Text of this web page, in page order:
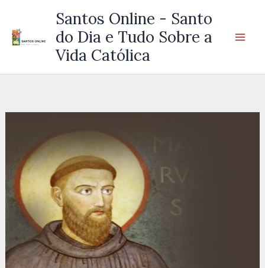
Santos Online - Santo
do Dia e Tudo Sobre a
Vida Católica